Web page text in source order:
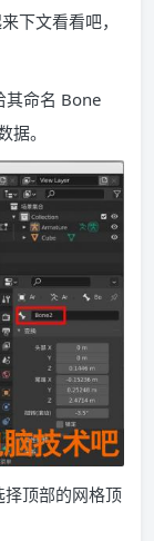
下文看看吧，
其命名 Bone
据。
顶部的网格顶